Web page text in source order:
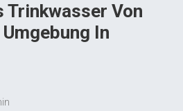
Trinkwasser Von
In